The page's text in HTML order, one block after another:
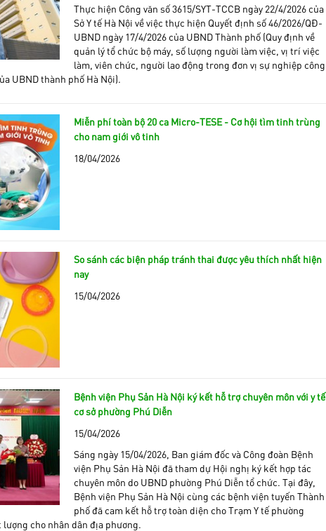
Thực hiện Công văn số 3615/SYT-TCCB ngày 22/4/2026 của
Sở Y tế Hà Nội về việc thực hiện Quyết định số 46/2026/QĐ-
UBND ngày 17/4/2026 của UBND Thành phố (Quy định về
quản lý tổ chức bộ máy, số lượng người làm việc, vị trí việc
làm, viên chức, người lao động trong đơn vị sự nghiệp công
UBND thành phố Hà Nội).
Miễn phí toàn bộ 20 ca Micro-TESE - Cơ hội tìm tinh trùng
cho nam giới vô tinh
18/04/2026
So sánh các biện pháp tránh thai được yêu thích nhất hiện
nay
15/04/2026
Bệnh viện Phụ Sản Hà Nội ký kết hỗ trợ chuyên môn với y tế
cơ sở phường Phú Diễn
15/04/2026
Sáng ngày 15/04/2026, Ban giám đốc và Công đoàn Bệnh
viện Phụ Sản Hà Nội đã tham dự Hội nghị ký kết hợp tác
chuyên môn do UBND phường Phú Diễn tổ chức. Tại đây,
Bệnh viện Phụ Sản Hà Nội cùng các bệnh viện tuyến Thành
phố đã cam kết hỗ trợ toàn diện cho Trạm Y tế phường
cho nhân dân địa phương.